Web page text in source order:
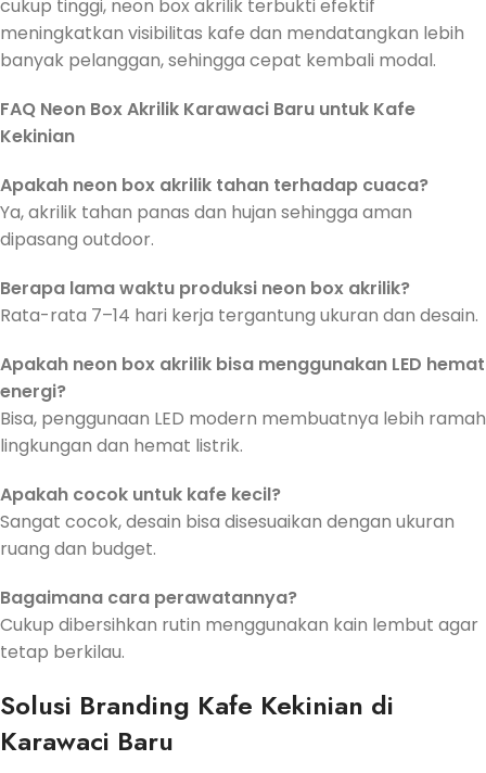
cukup tinggi, neon box akrilik terbukti efektif
meningkatkan visibilitas kafe dan mendatangkan lebih
banyak pelanggan, sehingga cepat kembali modal.
FAQ Neon Box Akrilik Karawaci Baru untuk Kafe
Kekinian
Apakah neon box akrilik tahan terhadap cuaca?
Ya, akrilik tahan panas dan hujan sehingga aman
dipasang outdoor.
Berapa lama waktu produksi neon box akrilik?
Rata-rata 7–14 hari kerja tergantung ukuran dan desain.
Apakah neon box akrilik bisa menggunakan LED hemat
energi?
Bisa, penggunaan LED modern membuatnya lebih ramah
lingkungan dan hemat listrik.
Apakah cocok untuk kafe kecil?
Sangat cocok, desain bisa disesuaikan dengan ukuran
ruang dan budget.
Bagaimana cara perawatannya?
Cukup dibersihkan rutin menggunakan kain lembut agar
tetap berkilau.
Solusi Branding Kafe Kekinian di
Karawaci Baru